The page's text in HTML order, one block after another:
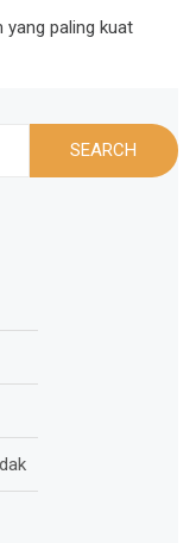
yang paling kuat